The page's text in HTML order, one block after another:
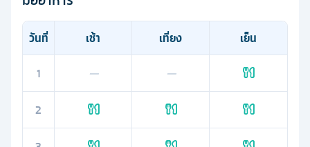
วันที่ เช้า เที่ยง
เย็น
1
— —
2